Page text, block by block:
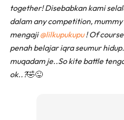
together! Disebabkan kami
dalam any competition,
mengaji@lilkupukupu! Of
penah belajar iqra seumur
muqadam je..So kite battle
ok..?🤣😜